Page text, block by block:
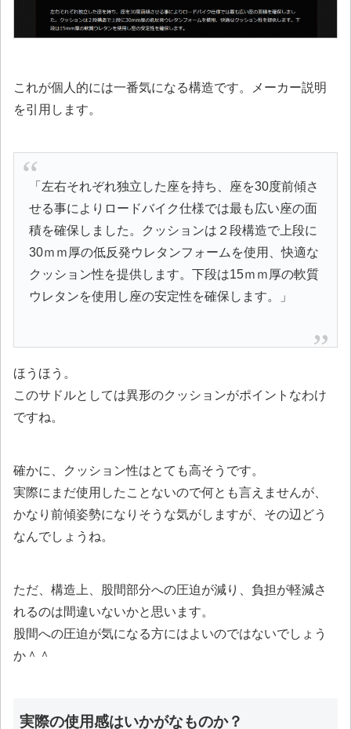
これが個人的には一番気になる構造です。メーカー説明
を引用します。
「左右それぞれ独立した座を持ち、座を30度前傾さ
せる事によりロードバイク仕様では最も広い座の面
積を確保しました。クッションは２段構造で上段に
30ｍｍ厚の低反発ウレタンフォームを使用、快適な
クッション性を提供します。下段は15ｍｍ厚の軟質
ウレタンを使用し座の安定性を確保します。」
ほうほう。
このサドルとしては異形のクッションがポイントなわけ
ですね。
確かに、クッション性はとても高そうです。
実際にまだ使用したことないので何とも言えませんが、
かなり前傾姿勢になりそうな気がしますが、その辺どう
なんでしょうね。
ただ、構造上、股間部分への圧迫が減り、負担が軽減さ
れるのは間違いないかと思います。
股間への圧迫が気になる方にはよいのではないでしょう
か＾＾
実際の使用感はいかがなものか？